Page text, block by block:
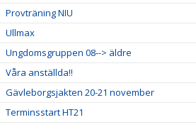
Provträning NIU
Ullmax
Ungdomsgruppen 08--> äldre
Våra anställda!!
Gävleborgsjakten 20-21 november
Terminsstart HT21